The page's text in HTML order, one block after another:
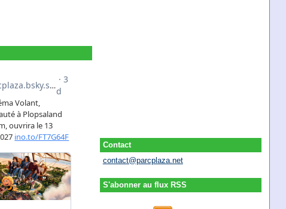
Contact
contact@parcplaza.net
S'abonner au flux RSS